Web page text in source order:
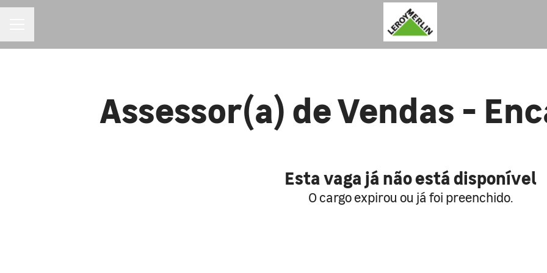
Assessor(a) de Vendas -
Esta vaga já não está disponível
O cargo expirou ou já foi preenchido.